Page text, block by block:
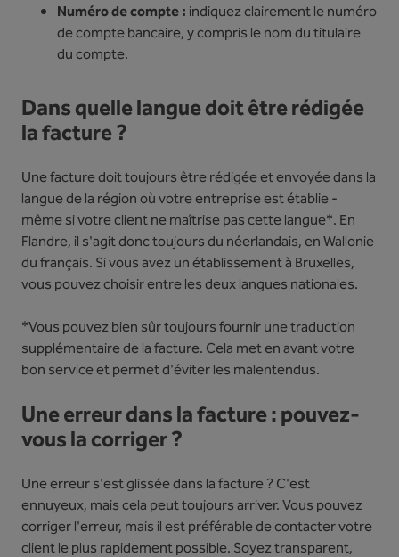
Numéro de compte : indiquez clairement le numéro
de compte bancaire, y compris le nom du titulaire
du compte.
Dans quelle langue doit être rédigée
la facture ?
Une facture doit toujours être rédigée et envoyée dans la
langue de la région où votre entreprise est établie -
même si votre client ne maîtrise pas cette langue*. En
Flandre, il s'agit donc toujours du néerlandais, en Wallonie
du français. Si vous avez un établissement à Bruxelles,
vous pouvez choisir entre les deux langues nationales.
*Vous pouvez bien sûr toujours fournir une traduction
supplémentaire de la facture. Cela met en avant votre
bon service et permet d'éviter les malentendus.
Une erreur dans la facture : pouvez-
vous la corriger ?
Une erreur s'est glissée dans la facture ? C'est
ennuyeux, mais cela peut toujours arriver. Vous pouvez
corriger l'erreur, mais il est préférable de contacter votre
client le plus rapidement possible. Soyez transparent,